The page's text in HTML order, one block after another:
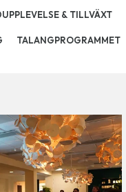
& TILLVÄXT
TALANGPROGRAMMET